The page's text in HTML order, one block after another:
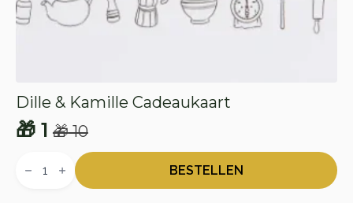
Dille & Kamille Cadeaukaart
🎁10
Oorspronkelijke
prijs
🎁 1
Huidige
prijs
BESTELLEN